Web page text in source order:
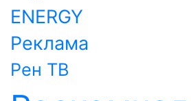
ENERGY
Реклама
Рен ТВ